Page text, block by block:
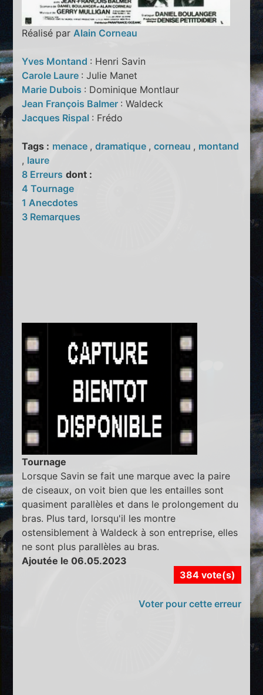
Réalisé par Alain Corneau
Yves Montand : Henri Savin
Carole Laure : Julie Manet
Marie Dubois : Dominique Montlaur
Jean François Balmer : Waldeck
Jacques Rispal : Frédo
Tags : menace ,dramatique ,corneau , montand
, laure
8 Erreurs dont :
4 Tournage
1 Anecdotes
3 Remarques
Tournage
Lorsque Savin se fait une marque avec la paire
de ciseaux, on voit bien que les entailles sont
quasiment parallèles et dans le prolongement du
bras. Plus tard, lorsqu'il les montre
ostensiblement à Waldeck à son entreprise, elles
ne sont plus parallèles au bras.
Ajoutée le 06.05.2023
384 vote(s)
Voter pour cette erreur